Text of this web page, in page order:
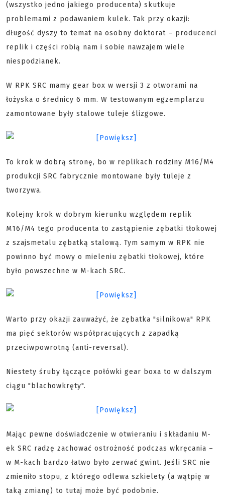
(wszystko jedno jakiego producenta) skutkuje
problemami z podawaniem kulek. Tak przy okazji:
długość dyszy to temat na osobny doktorat – producenci
replik i części robią nam i sobie nawzajem wiele
niespodzianek.
W RPK SRC mamy gear box w wersji 3 z otworami na
łożyska o średnicy 6 mm. W testowanym egzemplarzu
zamontowane były stalowe tuleje ślizgowe.
To krok w dobrą stronę, bo w replikach rodziny M16/M4
produkcji SRC fabrycznie montowane były tuleje z
tworzywa.
Kolejny krok w dobrym kierunku względem replik
M16/M4 tego producenta to zastąpienie zębatki tłokowej
z szajsmetalu zębatką stalową. Tym samym w RPK nie
powinno być mowy o mieleniu zębatki tłokowej, które
było powszechne w M-kach SRC.
Warto przy okazji zauważyć, że zębatka "silnikowa" RPK
ma pięć sektorów współpracujących z zapadką
przeciwpowrotną (anti-reversal).
Niestety śruby łączące połówki gear boxa to w dalszym
ciągu "blachowkręty".
Mając pewne doświadczenie w otwieraniu i składaniu M-
ek SRC radzę zachować ostrożność podczas wkręcania –
w M-kach bardzo łatwo było zerwać gwint. Jeśli SRC nie
zmieniło stopu, z którego odlewa szkielety (a wątpię w
taką zmianę) to tutaj może być podobnie.